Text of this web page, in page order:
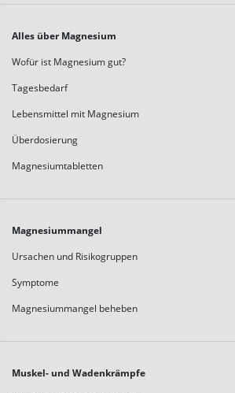
Alles über Magnesium
Wofür ist Magnesium gut?
Tagesbedarf
Lebensmittel mit Magnesium
Überdosierung
Magnesiumtabletten
Magnesiummangel
Ursachen und Risikogruppen
Symptome
Magnesiummangel beheben
Muskel- und Wadenkrämpfe